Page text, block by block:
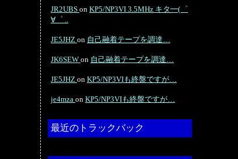
JR2UBS on KP5/NP3VI 3.5MHz キタ━(゜
∀゜ ..
JE5JHZ on 自己融着テープを調達…
JK6SEW on 自己融着テープを調達…
JE5JHZ on KP5/NP3VIも終盤ですが…
je4mza on KP5/NP3VIも終盤ですが…
最近のトラックバック